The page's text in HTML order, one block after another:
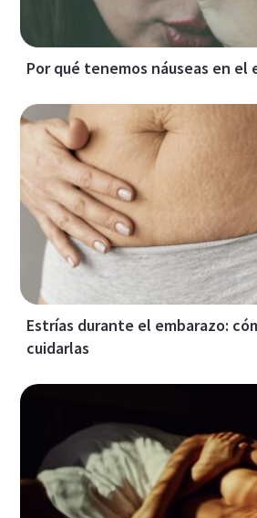
Por qué tenemos náuseas en el
Estrías durante el embarazo:
cuidarlas